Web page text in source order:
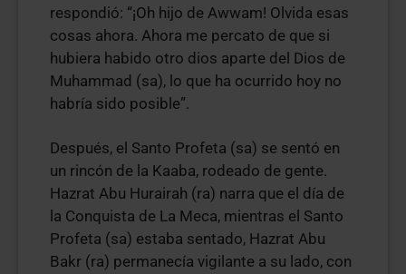
respondió: “¡Oh hijo de Awwam! Olvida esas
cosas ahora. Ahora me percato de que si
hubiera habido otro dios aparte del Dios de
Muhammad (sa), lo que ha ocurrido hoy no
habría sido posible”.
Después, el Santo Profeta (sa) se sentó en
un rincón de la Kaaba, rodeado de gente.
Hazrat Abu Hurairah (ra) narra que el día de
la Conquista de La Meca, mientras el Santo
Profeta (sa) estaba sentado, Hazrat Abu
Bakr (ra) permanecía vigilante a su lado, con